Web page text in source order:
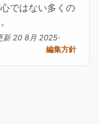
ではない多くの
新 20 8月 2025
編集方針